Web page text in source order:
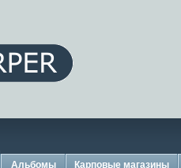
Альбомы Карповые магазины